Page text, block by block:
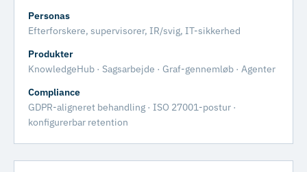
Personas
Efterforskere, supervisorer, IR/svig, IT-sikkerhed
Produkter
KnowledgeHub · Sagsarbejde · Graf-gennemløb · Agenter
Compliance
GDPR-aligneret behandling · ISO 27001-postur ·
konfigurerbar retention